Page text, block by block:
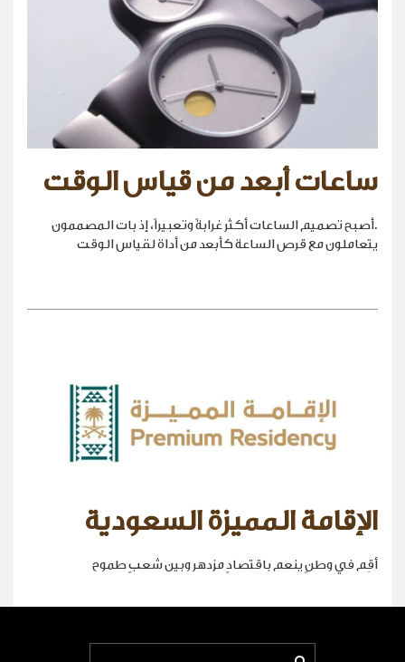
ساعات أبعد من قياس الوقت
.أصبح تصميم الساعات أكثر غرابةً وتعبيراً، إذ بات المصممون
يتعاملون مع قرص الساعة كأبعد من أداة لقياس الوقت
الإقامة المميزة السعودية
أقِم في وطنٍ ينعم باقتصادٍ مزدهر وبين شعبٍ طموح